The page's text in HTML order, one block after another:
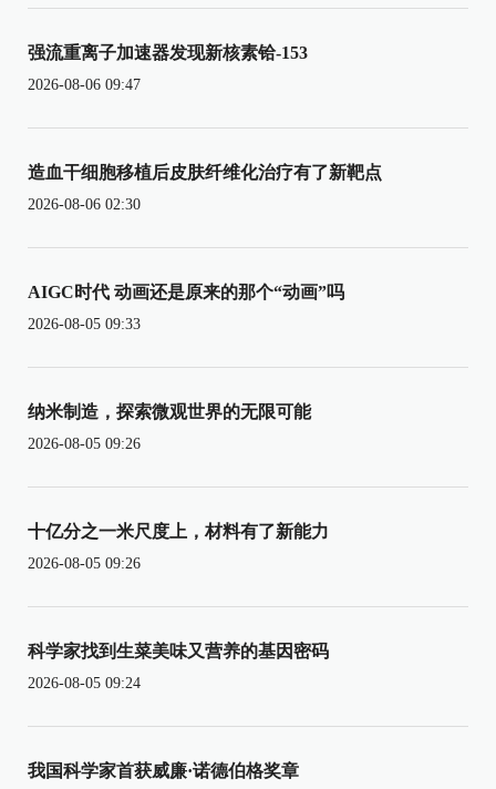
强流重离子加速器发现新核素铪-153
2026-08-06 09:47
造血干细胞移植后皮肤纤维化治疗有了新靶点
2026-08-06 02:30
AIGC时代 动画还是原来的那个“动画”吗
2026-08-05 09:33
纳米制造，探索微观世界的无限可能
2026-08-05 09:26
十亿分之一米尺度上，材料有了新能力
2026-08-05 09:26
科学家找到生菜美味又营养的基因密码
2026-08-05 09:24
我国科学家首获威廉·诺德伯格奖章